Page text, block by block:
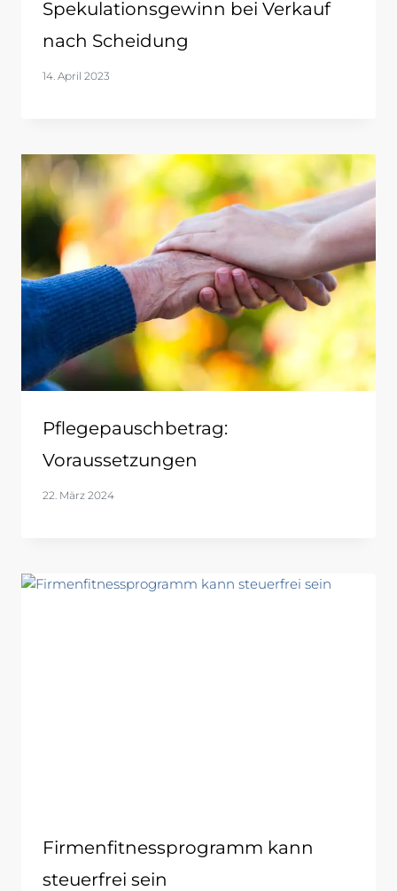
Spekulationsgewinn bei Verkauf
nach Scheidung
14. April 2023
Pflegepauschbetrag:
Voraussetzungen
22. März 2024
Firmenfitnessprogramm kann
steuerfrei sein